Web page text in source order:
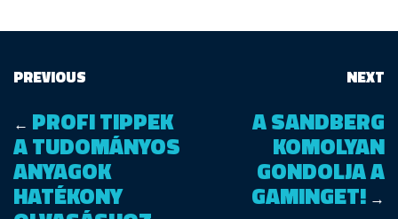
PREVIOUS
← PROFI TIPPEK
A TUDOMÁNYOS
ANYAGOK
HATÉKONY
NEXT
A SANDBERG
KOMOLYAN
GONDOLJA A
GAMINGET! →